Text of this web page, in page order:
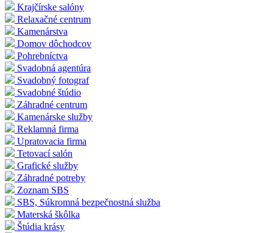
Krajčírske salóny
Relaxačné centrum
Kamenárstva
Domov dôchodcov
Pohrebníctva
Svadobná agentúra
Svadobný fotograf
Svadobné štúdio
Záhradné centrum
Kamenárske služby
Reklamná firma
Upratovacia firma
Tetovací salón
Grafické služby
Záhradné potreby
Zoznam SBS
SBS, Súkromná bezpečnostná služba
Materská škôlka
Štúdia krásy